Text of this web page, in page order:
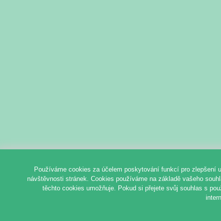
Používáme cookies za účelem poskytování funkcí pro zlepšení
návštěvnosti stránek. Cookies používáme na základě vašeho
těchto cookies umožňuje. Pokud si přejete svůj souhlas s